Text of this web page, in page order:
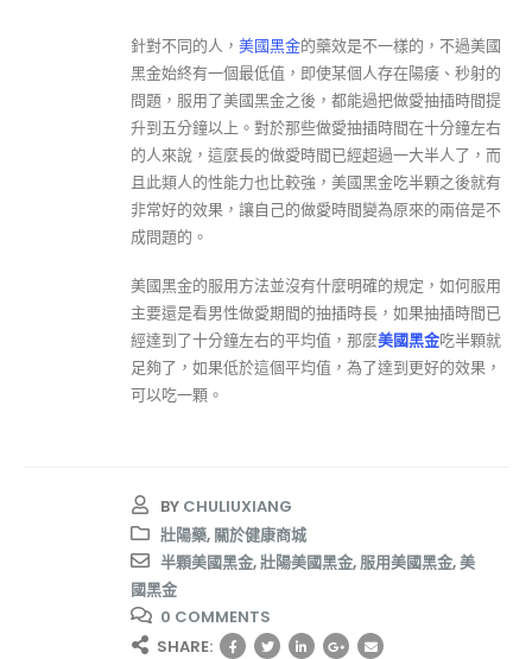
針對不同的人， 美國黑金的藥效是不一樣的，不過美國
黑金始終有一個最低值，即使某個人存在陽痿、秒射的
問題，服用了美國黑金之後，都能過把做愛抽插時間提
升到五分鐘以上。對於那些做愛抽插時間在十分鐘左右
的人來說，這麼長的做愛時間已經超過一大半人了，而
且此類人的性能力也比較強，美國黑金吃半顆之後就有
非常好的效果，讓自己的做愛時間變為原來的兩倍是不
成問題的。
美國黑金的服用方法並沒有什麼明確的規定，如何服用
主要還是看男性做愛期間的抽插時長，如果抽插時間已
經達到了十分鐘左右的平均值，那麼美國黑金吃半顆就
足夠了，如果低於這個平均值，為了達到更好的效果，
可以吃一顆。
BY CHULIUXIANG
壯陽藥, 關於健康商城
半顆美國黑金,壯陽美國黑金, 服用美國黑金,美
國黑金
0 COMMENTS
SHARE: